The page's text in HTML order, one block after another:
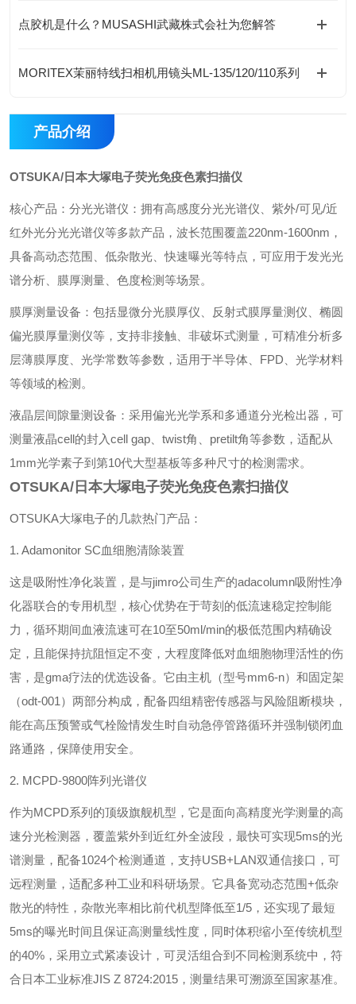
点胶机是什么？MUSASHI武藏株式会社为您解答
MORITEX茉丽特线扫相机用镜头ML-135/120/110系列
产品介绍
OTSUKA/日本大塚电子荧光免疫色素扫描仪
核心产品‌：‌分光光谱仪‌：拥有高感度分光光谱仪、紫外/可见/近
红外光分光光谱仪等多款产品，波长范围覆盖220nm-1600nm，
具备高动态范围、低杂散光、快速曝光等特点，可应用于发光光
谱分析、膜厚测量、色度检测等场景。
‌膜厚测量设备‌：包括显微分光膜厚仪、反射式膜厚量测仪、椭圆
偏光膜厚量测仪等，支持非接触、非破坏式测量，可精准分析多
层薄膜厚度、光学常数等参数，适用于半导体、FPD、光学材料
等领域的检测。
‌液晶层间隙量测设备‌：采用偏光光学系和多通道分光检出器，可
测量液晶cell的封入cell gap、twist角、pretilt角等参数，适配从
1mm光学素子到第10代大型基板等多种尺寸的检测需求。
OTSUKA/日本大塚电子荧光免疫色素扫描仪
OTSUKA大塚电子的几款热门产品：
1. Adamonitor SC血细胞清除装置
这是吸附性净化装置，是与jimro公司生产的adacolumn吸附性净
化器联合的专用机型，核心优势在于苛刻的低流速稳定控制能
力，循环期间血液流速可在10至50ml/min的极低范围内精确设
定，且能保持抗阻恒定不变，大程度降低对血细胞物理活性的伤
害，是gma疗法的优选设备。它由主机（型号mm6-n）和固定架
（odt-001）两部分构成，配备四组精密传感器与风险阻断模块，
能在高压预警或气栓险情发生时自动急停管路循环并强制锁闭血
路通路，保障使用安全。
2. MCPD-9800阵列光谱仪
作为MCPD系列的顶级旗舰机型，它是面向高精度光学测量的高
速分光检测器，覆盖紫外到近红外全波段，最快可实现5ms的光
谱测量，配备1024个检测通道，支持USB+LAN双通信接口，可
远程测量，适配多种工业和科研场景。它具备宽动态范围+低杂
散光的特性，杂散光率相比前代机型降低至1/5，还实现了最短
5ms的曝光时间且保证高测量线性度，同时体积缩小至传统机型
的40%，采用立式紧凑设计，可灵活组合到不同检测系统中，符
合日本工业标准JIS Z 8724:2015，测量结果可溯源至国家基准。